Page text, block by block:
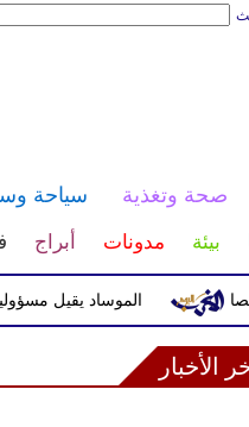
صحة وتغذية سياحة
بيئة مدونات أبراج
الموساد يقيل مسؤولين
الأخبار